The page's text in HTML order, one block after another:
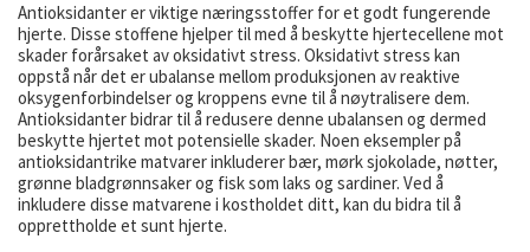
Antioksidanter er viktige næringsstoffer for et godt fungerende
hjerte. Disse stoffene hjelper til med å beskytte hjertecellene mot
skader forårsaket av oksidativt stress. Oksidativt stress kan
oppstå når det er ubalanse mellom produksjonen av reaktive
oksygenforbindelser og kroppens evne til å nøytralisere dem.
Antioksidanter bidrar til å redusere denne ubalansen og dermed
beskytte hjertet mot potensielle skader. Noen eksempler på
antioksidantrike matvarer inkluderer bær, mørk sjokolade, nøtter,
grønne bladgrønnsaker og fisk som laks og sardiner. Ved å
inkludere disse matvarene i kostholdet ditt, kan du bidra til å
opprettholde et sunt hjerte.